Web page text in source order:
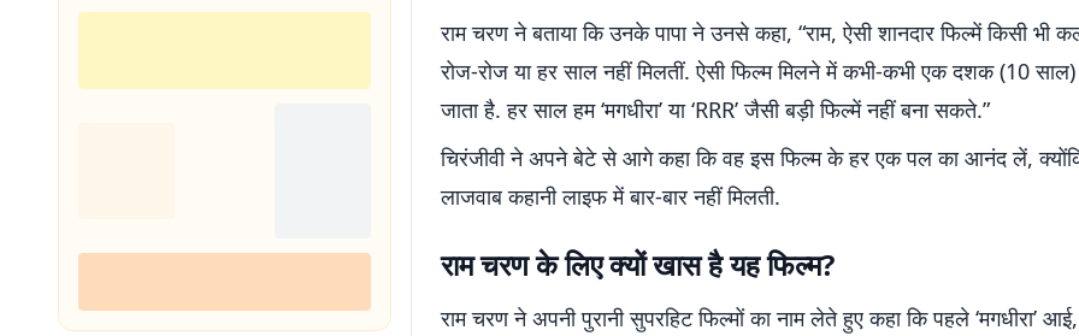
राम चरण ने बताया कि उनके पापा ने उनसे कहा, “राम, ऐसी शानदार फिल्में किसी भी
रोज-रोज या हर साल नहीं मिलतीं. ऐसी फिल्म मिलने में कभी-कभी एक दशक (10
जाता है. हर साल हम ‘मगधीरा’ या ‘RRR’ जैसी बड़ी फिल्में नहीं बना सकते.”
चिरंजीवी ने अपने बेटे से आगे कहा कि वह इस फिल्म के हर एक पल का आनंद लें,
लाजवाब कहानी लाइफ में बार-बार नहीं मिलती.
राम चरण के लिए क्यों खास है यह फिल्म?
राम चरण ने अपनी पुरानी सुपरहिट फिल्मों का नाम लेते हुए कहा कि पहले ‘मगधीरा’